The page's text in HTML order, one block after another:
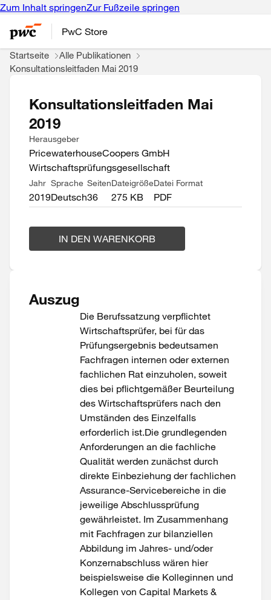
Zum Inhalt springenZur Fußzeile springen
PwC Store
Startseite
Alle Publikationen
Konsultationsleitfaden Mai 2019
Konsultationsleitfaden Mai
2019
Herausgeber
PricewaterhouseCoopers GmbH
Wirtschaftsprüfungsgesellschaft
Jahr
2019
Sprache
Deutsch
Seiten
36
Dateigröße
275 KB
Datei Format
PDF
IN DEN WARENKORB
Auszug
Die Berufssatzung verpflichtet
Wirtschaftsprüfer, bei für das
Prüfungsergebnis bedeutsamen
Fachfragen internen oder externen
fachlichen Rat einzuholen, soweit
dies bei pflichtgemäßer Beurteilung
des Wirtschaftsprüfers nach den
Umständen des Einzelfalls
erforderlich ist.Die grundlegenden
Anforderungen an die fachliche
Qualität werden zunächst durch
direkte Einbeziehung der fachlichen
Assurance-Servicebereiche in die
jeweilige Abschlussprüfung
gewährleistet. Im Zusammenhang
mit Fachfragen zur bilanziellen
Abbildung im Jahres- und/oder
Konzernabschluss wären hier
beispielsweise die Kolleginnen und
Kollegen von Capital Markets &